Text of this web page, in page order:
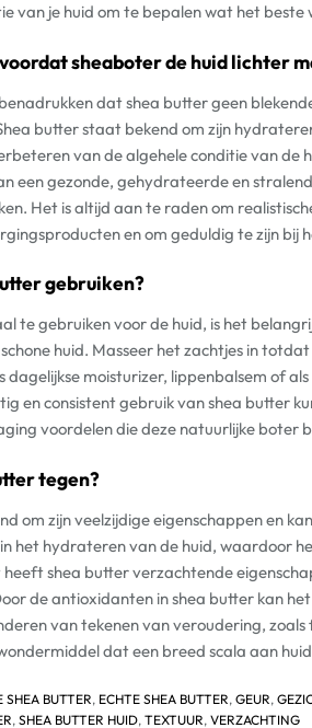
van je huid om te bepalen wat het beste
sheaboter de huid lichter
dat shea butter geen
butter staat bekend om zijn
van de algehele conditie van de
een gezonde, gehydrateerde en
Het is altijd aan te raden om
en om geduldig te zijn bij
gebruiken?
te gebruiken voor de huid, is het
huid. Masseer het zachtjes in
dagelijkse moisturizer, lippenbalsem of
en consistent gebruik van shea butter
voordelen die deze natuurlijke boter
tegen?
om zijn veelzijdige eigenschappen en
het hydrateren van de huid, waardoor
shea butter verzachtende
de antioxidanten in shea butter kan
van tekenen van veroudering, zoals
dat een breed scala aan
SHEA BUTTER, ECHTE SHEA BUTTER, GEUR,
, SHEA BUTTER HUID, TEXTUUR, VERZACHTING